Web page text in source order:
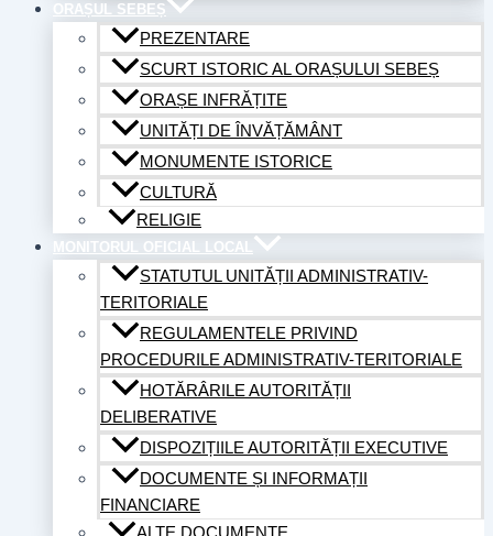
ORAȘUL SEBEȘ
PREZENTARE
SCURT ISTORIC AL ORAȘULUI SEBEȘ
ORAȘE INFRĂȚITE
UNITĂȚI DE ÎNVĂȚĂMÂNT
MONUMENTE ISTORICE
CULTURĂ
RELIGIE
MONITORUL OFICIAL LOCAL
STATUTUL UNITĂȚII ADMINISTRATIV-
TERITORIALE
REGULAMENTELE PRIVIND
PROCEDURILE ADMINISTRATIV-TERITORIALE
HOTĂRÂRILE AUTORITĂȚII
DELIBERATIVE
DISPOZIȚIILE AUTORITĂȚII EXECUTIVE
DOCUMENTE ȘI INFORMAȚII
FINANCIARE